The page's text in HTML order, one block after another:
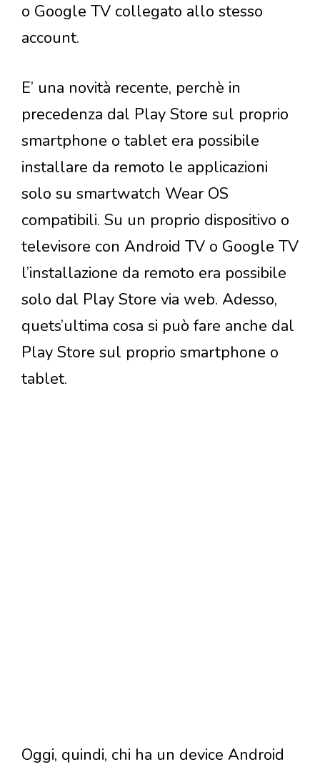
o Google TV collegato allo stesso
account.
E’ una novità recente, perchè in
precedenza dal Play Store sul proprio
smartphone o tablet era possibile
installare da remoto le applicazioni
solo su smartwatch Wear OS
compatibili. Su un proprio dispositivo o
televisore con Android TV o Google TV
l’installazione da remoto era possibile
solo dal Play Store via web. Adesso,
quets’ultima cosa si può fare anche dal
Play Store sul proprio smartphone o
tablet.
Oggi, quindi, chi ha un device Android